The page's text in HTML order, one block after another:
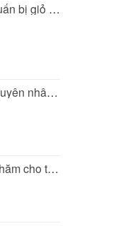
Bí quyết chuẩn bị giỏ đồ đi sinh mùa...
Tìm hiểu nguyên nhân và cách chữa cứt trâu...
Cách chữa hăm cho trẻ sơ sinh